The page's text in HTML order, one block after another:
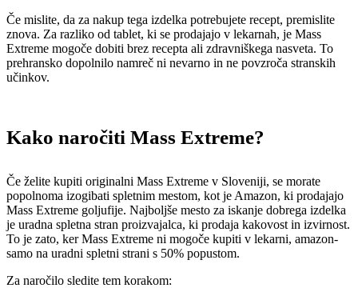
Če mislite, da za nakup tega izdelka potrebujete recept, premislite
znova. Za razliko od tablet, ki se prodajajo v lekarnah, je Mass
Extreme mogoče dobiti brez recepta ali zdravniškega nasveta. To
prehransko dopolnilo namreč ni nevarno in ne povzroča stranskih
učinkov.
Kako naročiti Mass Extreme?
Če želite kupiti originalni Mass Extreme v Sloveniji, se morate
popolnoma izogibati spletnim mestom, kot je Amazon, ki prodajajo
Mass Extreme goljufije. Najboljše mesto za iskanje dobrega izdelka
je uradna spletna stran proizvajalca, ki prodaja kakovost in izvirnost.
To je zato, ker Mass Extreme ni mogoče kupiti v lekarni, amazon-
samo na uradni spletni strani s 50% popustom.
Za naročilo sledite tem korakom: